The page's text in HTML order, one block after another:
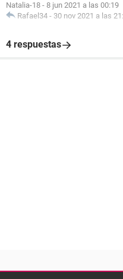
Natalia-18 - 8 jun 2021 a las 00:19
Rafael34 - 30 nov 2021 a las
4 respuestas